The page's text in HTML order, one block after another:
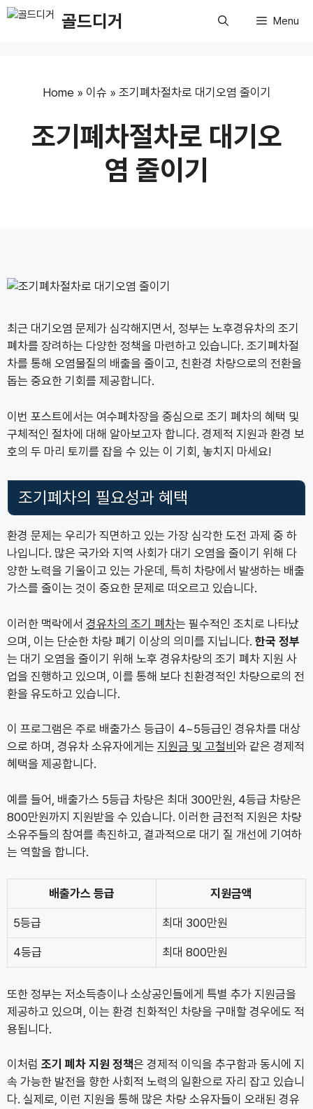
Skip
골드디거 Menu
Home » 이슈 » 조기폐차절차로 대기오염 줄이기
조기폐차절차로 대기오
염 줄이기
최근 대기오염 문제가 심각해지면서, 정부는 노후경유차의 조기
폐차를 장려하는 다양한 정책을 마련하고 있습니다. 조기폐차절
차를 통해 오염물질의 배출을 줄이고, 친환경 차량으로의 전환을
돕는 중요한 기회를 제공합니다.
이번 포스트에서는 여수폐차장을 중심으로 조기 폐차의 혜택 및
구체적인 절차에 대해 알아보고자 합니다. 경제적 지원과 환경 보
호의 두 마리 토끼를 잡을 수 있는 이 기회, 놓치지 마세요!
조기폐차의 필요성과 혜택
환경 문제는 우리가 직면하고 있는 가장 심각한 도전 과제 중 하
나입니다. 많은 국가와 지역 사회가 대기 오염을 줄이기 위해 다
양한 노력을 기울이고 있는 가운데, 특히 차량에서 발생하는 배출
가스를 줄이는 것이 중요한 문제로 떠오르고 있습니다.
이러한 맥락에서 경유차의 조기 폐차는 필수적인 조치로 나타났
으며, 이는 단순한 차량 폐기 이상의 의미를 지닙니다. 한국 정부
는 대기 오염을 줄이기 위해 노후 경유차량의 조기 폐차 지원 사
업을 진행하고 있으며, 이를 통해 보다 친환경적인 차량으로의 전
환을 유도하고 있습니다.
이 프로그램은 주로 배출가스 등급이 4~5등급인 경유차를 대상
으로 하며, 경유차 소유자에게는 지원금 및 고철비 와 같은 경제적
혜택을 제공합니다.
예를 들어, 배출가스 5등급 차량은 최대 300만원, 4등급 차량은
800만원까지 지원받을 수 있습니다. 이러한 금전적 지원은 차량
소유주들의 참여를 촉진하고, 결과적으로 대기 질 개선에 기여하
는 역할을 합니다.
배출가스 등급 지원금액
5등급 최대 300만원
4등급 최대 800만원
또한 정부는 저소득층이나 소상공인들에게 특별 추가 지원금을
제공하고 있으며, 이는 환경 친화적인 차량을 구매할 경우에도 적
용됩니다.
이처럼 조기 폐차 지원 정책은 경제적 이익을 추구함과 동시에 지
속 가능한 발전을 향한 사회적 노력의 일환으로 자리 잡고 있습니
다. 실제로, 이런 지원을 통해 많은 차량 소유자들이 오래된 경유